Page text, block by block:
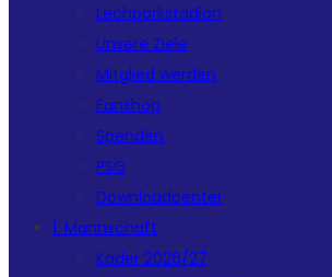
Lechparkstadion
Unsere Ziele
Mitglied werden
Fanshop
Spenden
PSG
Downloadcenter
1. Mannschaft
Kader 2026/27